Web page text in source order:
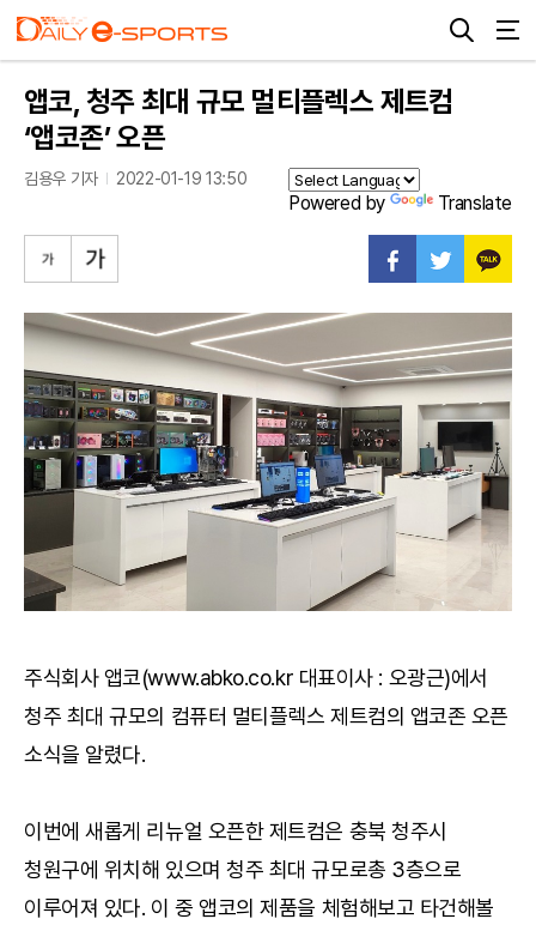
앱코, 청주 최대 규모 멀티플렉스 제트컴
‘앱코존’ 오픈
김용우 기자 2022-01-19 13:50
Powered by Translate
주식회사 앱코(www.abko.co.kr 대표이사 : 오광근)에서
청주 최대 규모의 컴퓨터 멀티플렉스 제트컴의 앱코존 오픈
소식을 알렸다.
이번에 새롭게 리뉴얼 오픈한 제트컴은 충북 청주시
청원구에 위치해 있으며 청주 최대 규모로총 3층으로
이루어져 있다. 이 중 앱코의 제품을 체험해보고 타건해볼